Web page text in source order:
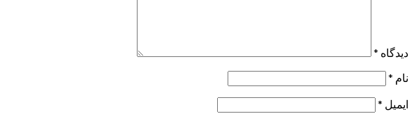
دیدگاه *
نام *
ایمیل *